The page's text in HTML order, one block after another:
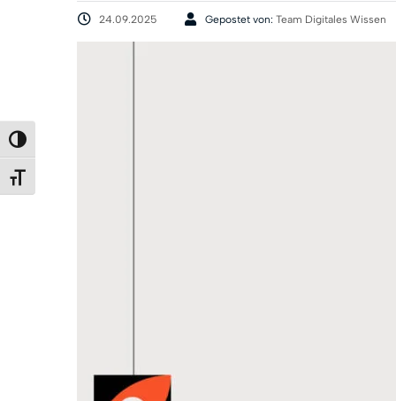
Umschalten auf hohe Kontraste
Schrift vergrößern
24.09.2025 Gepostet von: Team Digitales Wissen